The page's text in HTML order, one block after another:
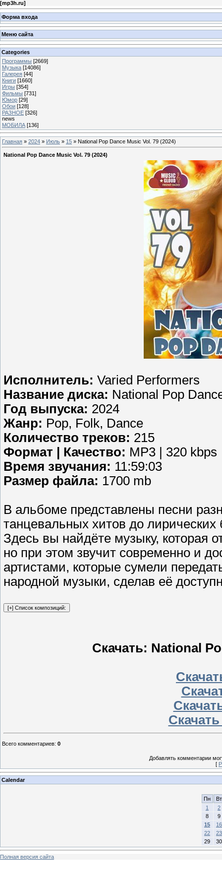
[mp3h.ru]
Форма входа
Меню сайта
Categories
Программы [2669]
Музыка [14086]
Галерея [44]
Книги [1660]
Игры [354]
Фильмы [731]
Юмор [29]
Обои [128]
РАЗНОЕ [326]
news
МОБИЛА [136]
Главная » 2024 » Июль » 15 » National Pop Dance Music Vol. 79 (2024)
National Pop Dance Music Vol. 79 (2024)
Исполнитель: Varied Performers
Название диска: National Pop
Год выпуска: 2024
Жанр: Pop, Folk, Dance
Количество треков: 215
Формат | Качество: MP3 | 320 kbps
Время звучания: 11:59:03
Размер файла: 1700 mb
В альбоме представлены песни
танцевальных хитов до
Здесь вы найдёте музыку, которая
но при этом звучит современно и
артистами, которые сумели
народной музыки, сделав её
Скачать: National
Всего комментариев: 0
Добавлять комментарии
[
Calendar
Пн
Вт
1
2
8
9
15
16
22
23
29
30
Полная версия сайта